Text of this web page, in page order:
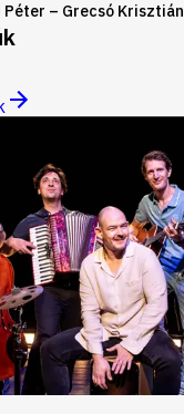
Péter – Grecsó Krisztián